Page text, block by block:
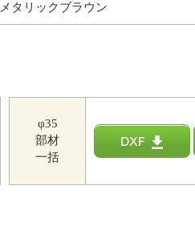
メタリックブラウン
φ35
部材
一括